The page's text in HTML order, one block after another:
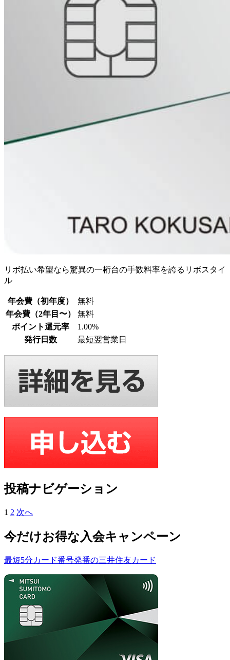
リボ払い希望なら驚異の一桁台の手数料率を誇るリボスタイ
ル
年会費（初年度）
無料
年会費（2年目〜）
無料
ポイント還元率
1.00%
発行日数
最短翌営業日
投稿ナビゲーション
1 2 次へ
今だけお得な入会キャンペーン
最短5分カード番号発番の三井住友カード